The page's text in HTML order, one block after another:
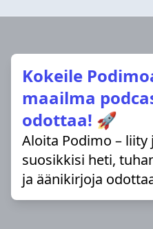
Kokeile
maailma
odottaa! 🚀
Aloita Podimo – liity
suosikkisi heti,
ja äänikirjoja